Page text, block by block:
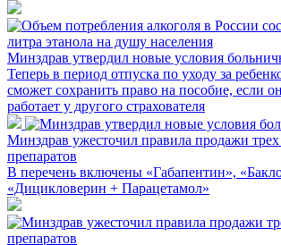
Минздрав утвердил новые условия
Теперь в период отпуска по уходу за
сможет сохранить право на пособие, если
работает у другого страхователя
Минздрав ужесточил правила продажи
препаратов
В перечень включены «Габапентин»,
«Дицикловерин + Парацетамол»